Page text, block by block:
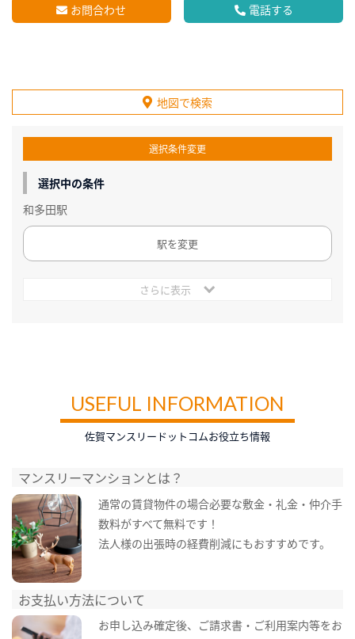
お問合わせ 電話する
地図で検索
選択条件変更
選択中の条件
和多田駅
駅を変更
さらに表示
USEFUL INFORMATION
佐賀マンスリードットコムお役立ち情報
マンスリーマンションとは？
通常の賃貸物件の場合必要な敷金・礼金・仲介手
数料がすべて無料です！
法人様の出張時の経費削減にもおすすめです。
お支払い方法について
お申し込み確定後、ご請求書・ご利用案内等をお